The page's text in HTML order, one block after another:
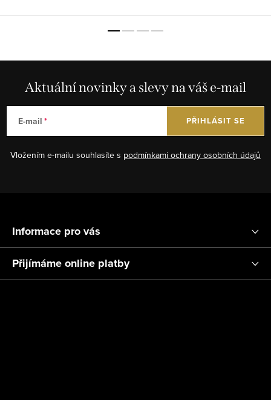
Aktuální novinky a slevy na váš e-mail
E-mail
Vložením e-mailu souhlasíte s podmínkami ochrany osobních údajů
PŘIHLÁSIT SE
p
t
Informace pro vás
Přijímáme online platby